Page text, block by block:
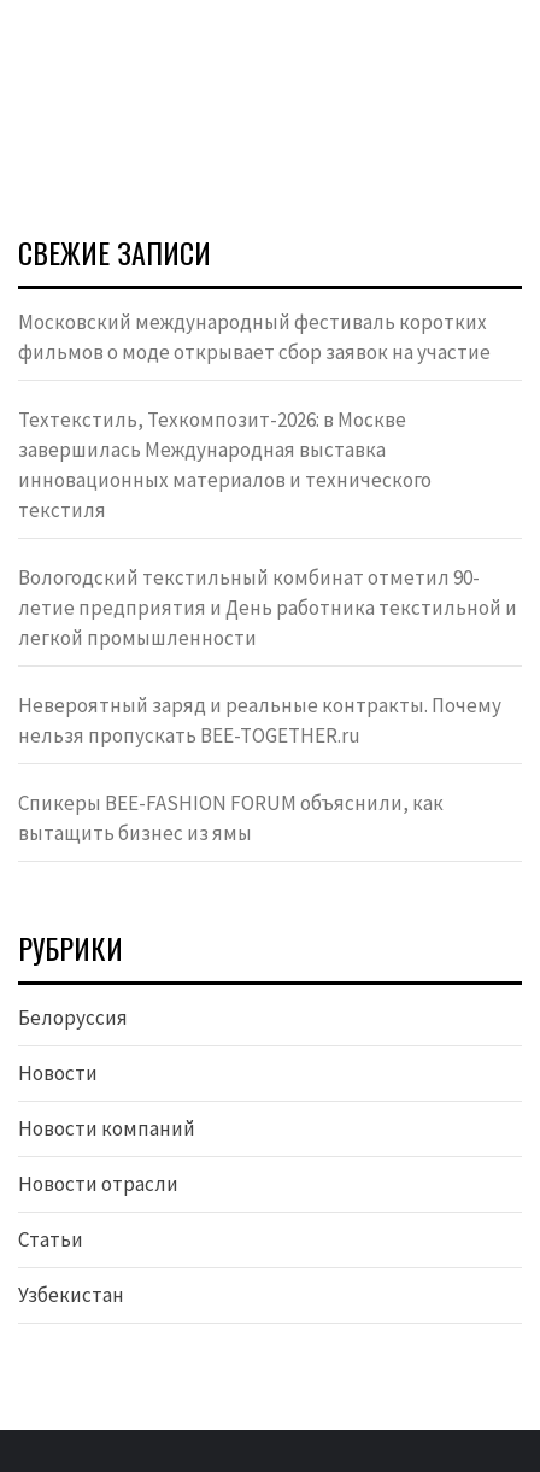
СВЕЖИЕ ЗАПИСИ
Московский международный фестиваль коротких
фильмов о моде открывает сбор заявок на участие
Техтекстиль, Техкомпозит-2026: в Москве
завершилась Международная выставка
инновационных материалов и технического
текстиля
Вологодский текстильный комбинат отметил 90-
летие предприятия и День работника текстильной и
легкой промышленности
Невероятный заряд и реальные контракты. Почему
нельзя пропускать BEE-TOGETHER.ru
Спикеры BEE-FASHION FORUM объяснили, как
вытащить бизнес из ямы
РУБРИКИ
Белоруссия
Новости
Новости компаний
Новости отрасли
Статьи
Узбекистан